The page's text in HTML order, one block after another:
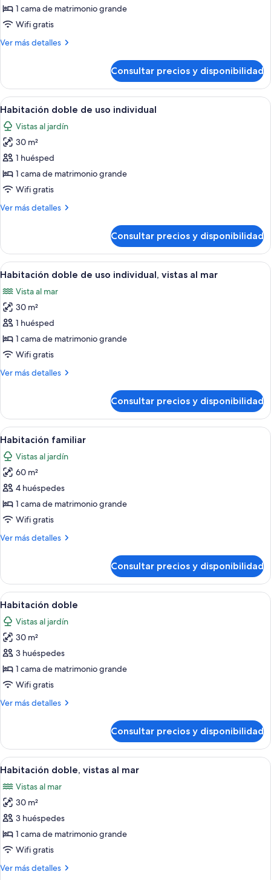
Deluxe,
vistas
mar
1 cama de matrimonio grande
Wifi gratis
Ver más detalles
Más
Deluxe,
vistas
al
mar
Consultar precios y disponibilidad
Abrir
todas
las
fotos
de
Habitación
doble
uso
Habitación de hotel con una cama
5
Habitación doble de uso individual
Vistas al jardín
30 m²
1 huésped
1 cama de matrimonio grande
Wifi gratis
Ver más detalles
Más
doble
de
uso
Consultar precios y disponibilidad
Abrir
todas
las
fotos
de
Habitación
doble
uso
al
mar
Habitación de hotel con dos camas,
5
Habitación doble de uso individual, vistas al mar
Vista al mar
30 m²
1 huésped
1 cama de matrimonio grande
Wifi gratis
Ver más detalles
Más
doble
de
uso
individual,
vistas
al
mar
Consultar precios y disponibilidad
Abrir
todas
las
fotos
de
Habitación
familiar
Habitación de hotel con dos camas,
6
Habitación familiar
Vistas al jardín
60 m²
4 huéspedes
1 cama de matrimonio grande
Wifi gratis
Ver más detalles
Más
familiar
Consultar precios y disponibilidad
Abrir
todas
las
fotos
de
Habitación
doble
Habitación de hotel con dos camas,
5
Habitación doble
Vistas al jardín
30 m²
3 huéspedes
1 cama de matrimonio grande
Wifi gratis
Ver más detalles
Más
doble
Consultar precios y disponibilidad
Abrir
todas
las
fotos
de
Habitación
doble,
al
Habitación de hotel con dos camas,
4
Habitación doble, vistas al mar
Vistas al mar
30 m²
3 huéspedes
1 cama de matrimonio grande
Wifi gratis
Ver más detalles
Más